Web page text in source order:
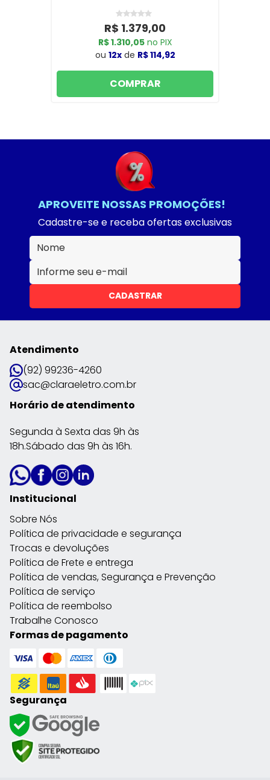
R$ 1.379,00
R$ 1.310,05no PIX
ou 12xde R$ 114,92
COMPRAR
APROVEITE NOSSAS PROMOÇÕES!
Cadastre-se e receba ofertas exclusivas
CADASTRAR
Atendimento
(92) 99236-4260
sac@claraeletro.com.br
Horário de atendimento
Segunda à Sexta das 9h às
18h.Sábado das 9h às 16h.
Institucional
Sobre Nós
Política de privacidade e segurança
Trocas e devoluções
Política de Frete e entrega
Política de vendas, Segurança e Prevenção
Política de serviço
Política de reembolso
Trabalhe Conosco
Formas de pagamento
Segurança